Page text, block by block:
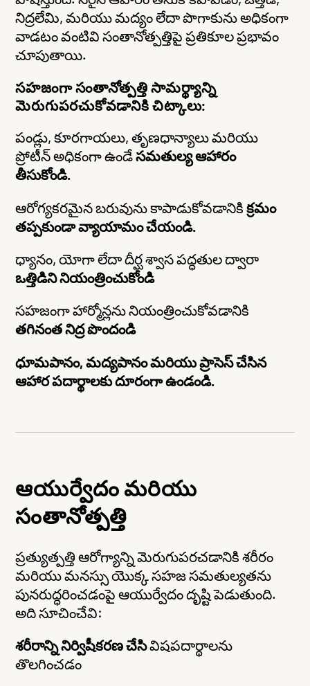
నిద్రలేమి, మరియు మద్యం లేదా పొగాకును అధికంగా
వాడటం వంటివి సంతానోత్పత్తిపై ప్రతికూల ప్రభావం
చూపుతాయి.
సహజంగా సంతానోత్పత్తి సామర్థ్యాన్ని
మెరుగుపరచుకోవడానికి చిట్కాలు:
పండ్లు, కూరగాయలు, తృణధాన్యాలు మరియు
ప్రోటీన్ అధికంగా ఉండేసమతుల్య ఆహారం
తీసుకోండి.
ఆరోగ్యకరమైన బరువును కాపాడుకోవడానికిక్రమం
తప్పకుండా వ్యాయామం చేయండి.
ధ్యానం, యోగా లేదా దీర్ఘ శ్వాస పద్ధతుల ద్వారా
ఒత్తిడిని నియంత్రించుకోండి
సహజంగా హార్మోన్లను నియంత్రించుకోవడానికి
తగినంత నిద్ర పొందండి
ధూమపానం, మద్యపానం మరియు ప్రాసెస్ చేసిన
ఆహార పదార్థాలకు దూరంగా ఉండండి.
ఆయుర్వేదం మరియు
సంతానోత్పత్తి
ప్రత్యుత్పత్తి ఆరోగ్యాన్ని మెరుగుపరచడానికి శరీరం
మరియు మనస్సు యొక్క సహజ సమతుల్యతను
పునరుద్ధరించడంపై ఆయుర్వేదం దృష్టి పెడుతుంది.
అది సూచించేవి:
శరీరాన్ని నిర్విషీకరణ చేసివిషపదార్థాలను
తొలగించడం